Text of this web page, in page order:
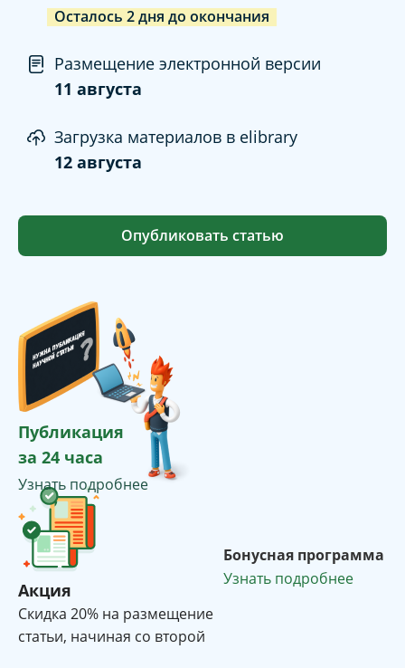
Осталось 2дня до окончания
Размещение электронной версии
11 августа
Загрузка материалов в elibrary
12 августа
Опубликовать статью
Публикация
за 24 часа
Узнать подробнее
Акция
Cкидка 20% на размещение
статьи, начиная со второй
Бонусная программа
Узнать подробнее